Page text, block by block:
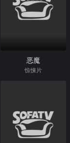
恶魔
惊悚片